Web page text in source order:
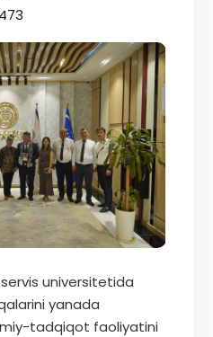
473
universitetida
yanada
tadqiqot faoliyatini